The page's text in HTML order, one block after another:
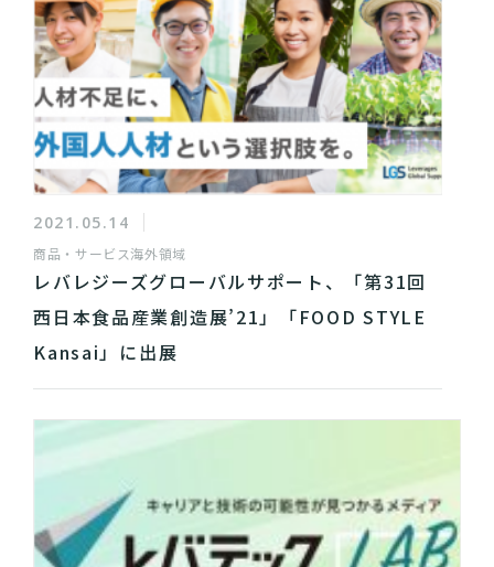
2021.05.14
商品・サービス海外領域
レバレジーズグローバルサポート、「第31回
西日本食品産業創造展’21」「FOOD STYLE
Kansai」に出展